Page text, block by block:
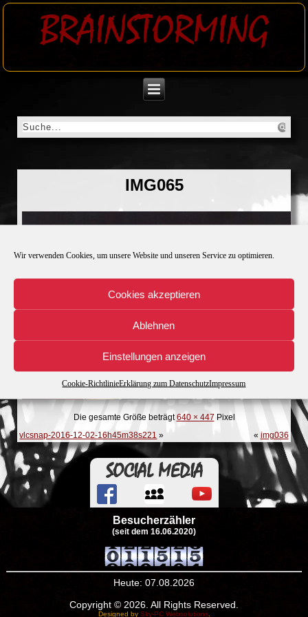
Wir verwenden Cookies, um unsere Website und unseren Service zu optimieren.
Cookies akzeptieren
Ablehnen
Einstellungen anzeigen
Cookie-RichtlinieErklärung zum DatenschutzImpressum
BRAINSTORMING
IMG065
Die gesamte Größe beträgt640 × 447 Pixel
vlcsnap-2016-12-02-16h45m38s221 » « img036
SOCIAL MEDIA
Besucherzähler
(seit dem 16.06.2020)
Heute: 07.08.2026
Copyright © 2026. All Rights Reserved.
Designed by Sky-PC Websolutions.